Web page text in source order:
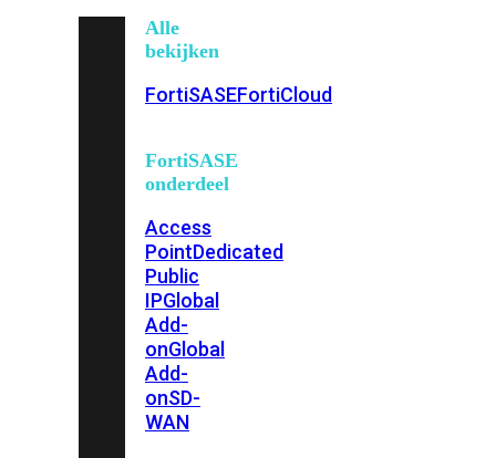
Alle
bekijken
FortiSASEFortiCloud
FortiSASE
onderdeel
Access
PointDedicated
Public
IPGlobal
Add-
onGlobal
Add-
onSD-
WAN